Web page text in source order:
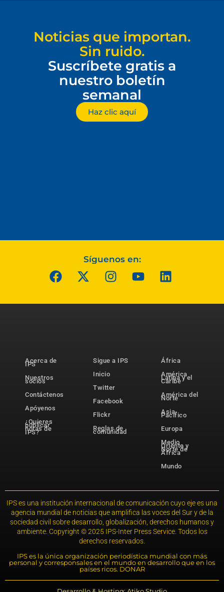
Noticias que importan.
Sin ruido.
Suscríbete gratis a
nuestro boletín
semanal
Haz clic aquí
Síguenos en:
Acerca de
IPS
Nuestros
socios
Contáctenos
Apóyenos
¿Quieres
publicar
notas de
IPS?
Sigue a IPS
Inicio
Twitter
Facebook
Flickr
Reglas de
comunidad
África
América
Latina y el
Caribe
América del
Norte
Asia-
Pacífico
Europa
Medio
Oriente y
Norte de
África
Mundo
IPS es una institución internacional de comunicación cuyo eje es una
agencia mundial de noticias que amplifica las voces del Sur y de la
sociedad civil sobre desarrollo, globalización, derechos humanos y
ambiente. Copyright © 2025 IPS-Inter Press Service. Todos los
derechos reservados.
IPS es la única organización periodística mundial con más
personal y corresponsales en el mundo en desarrollo que en los
países ricos. DONAR